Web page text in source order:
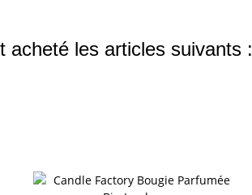
acheté les articles suivants :